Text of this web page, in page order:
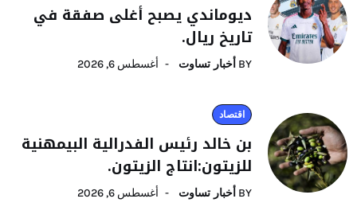
ديوماندي يصبح أغلى صفقة في
تاريخ ريال.
BY أخبار تساوت أغسطس 6, 2026
اقتصاد
بن خالد رئيس الفدرالية البيمهنية
للزيتون:انتاج الزيتون.
BY أخبار تساوت أغسطس 6, 2026